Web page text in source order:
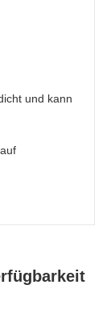
und kann